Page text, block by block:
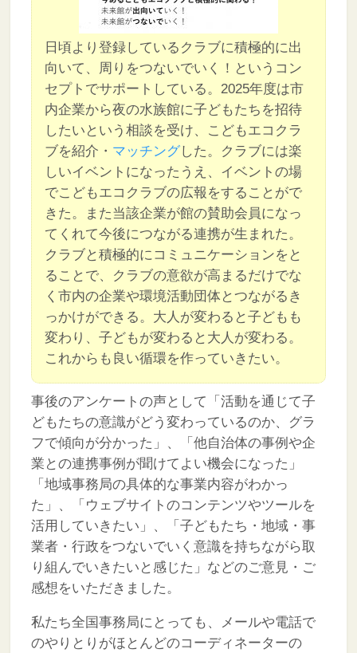
日頃より登録しているクラブに積極的に出
向いて、周りをつないでいく！というコン
セプトでサポートしている。2025年度は市
内企業から夜の水族館に子どもたちを招待
したいという相談を受け、こどもエコクラ
ブを紹介・ マッチングした。クラブには楽
しいイベントになったうえ、イベントの場
でこどもエコクラブの広報をすることがで
きた。また当該企業が館の賛助会員になっ
てくれて今後につながる連携が生まれた。
クラブと積極的にコミュニケーションをと
ることで、クラブの意欲が高まるだけでな
く市内の企業や環境活動団体とつながるき
っかけができる。大人が変わると子どもも
変わり、子どもが変わると大人が変わる。
これからも良い循環を作っていきたい。
事後のアンケートの声として「活動を通じて子
どもたちの意識がどう変わっているのか、グラ
フで傾向が分かった」、「他自治体の事例や企
業との連携事例が聞けてよい機会になった」
「地域事務局の具体的な事業内容がわかっ
た」、「ウェブサイトのコンテンツやツールを
活用していきたい」、「子どもたち・地域・事
業者・行政をつないでいく意識を持ちながら取
り組んでいきたいと感じた」などのご意見・ご
感想をいただきました。
私たち全国事務局にとっても、メールや電話で
のやりとりがほとんどのコーディネーターの